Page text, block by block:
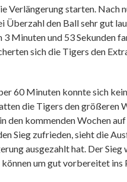
Verlängerung starten. Nach
den Ball sehr gut
Minuten und 53 Sekunden
sich die Tigers den
60 Minuten konnte sich
die Tigers den größeren
den kommenden Wochen
Sieg zufrieden, sieht die
ausgezahlt hat. Der
um gut vorbereitet ins